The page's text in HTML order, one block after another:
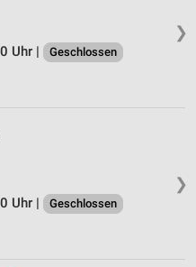
❯
Uhr |
Geschlossen
❯
Uhr |
Geschlossen